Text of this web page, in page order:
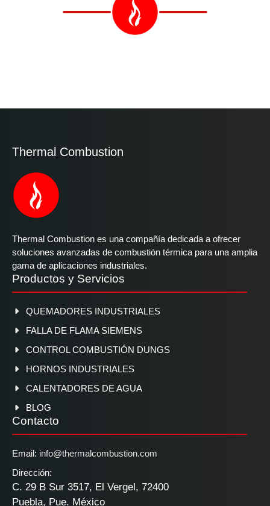
Thermal Combustion
Thermal Combustion es una compañía dedicada a ofrecer
soluciones avanzadas de combustión térmica para una amplia
gama de aplicaciones industriales.
Productos y Servicios
QUEMADORES INDUSTRIALES
FALLA DE FLAMA SIEMENS
CONTROL COMBUSTIÓN DUNGS
HORNOS INDUSTRIALES
CALENTADORES DE AGUA
BLOG
Contacto
Email: info@thermalcombustion.com
Dirección:
C. 29 B Sur 3517, El Vergel, 72400
Puebla, Pue. México